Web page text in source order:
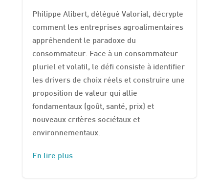
Philippe Alibert, délégué Valorial, décrypte
comment les entreprises agroalimentaires
appréhendent le paradoxe du
consommateur. Face à un consommateur
pluriel et volatil, le défi consiste à identifier
les drivers de choix réels et construire une
proposition de valeur qui allie
fondamentaux (goût, santé, prix) et
nouveaux critères sociétaux et
environnementaux.
En lire plus